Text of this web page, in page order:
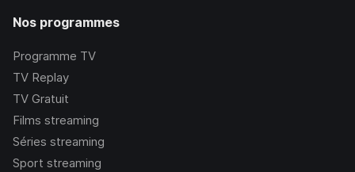
Nos programmes
Programme TV
TV Replay
TV Gratuit
Films streaming
Séries streaming
Sport streaming